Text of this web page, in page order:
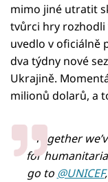
mimo jiné utratit
tvůrci hry rozhodli
uvedlo v oficiálně
dva týdny nové
Ukrajině.
milionů dolarů, a
Together
for
go to @UNICEF,